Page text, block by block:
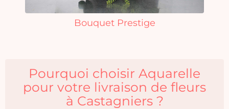
Bouquet Prestige
Pourquoi choisir Aquarelle
pour votre livraison de fleurs
à Castagniers ?